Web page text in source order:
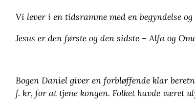
Vi lever i en tidsramme med en begyndelse
Jesus er den første og den sidste – Alfa og
Bogen Daniel giver en forbløffende klar
f. kr, for at tjene kongen. Folket havde været